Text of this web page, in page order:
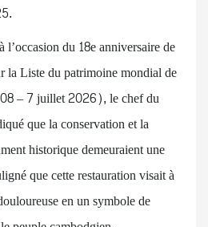
l’occasion du 18e anniversaire de
la Liste du patrimoine mondial de
– 7 juillet 2026), le chef du
que la conservation et la
historique demeuraient une
que cette restauration visait à
en un symbole de